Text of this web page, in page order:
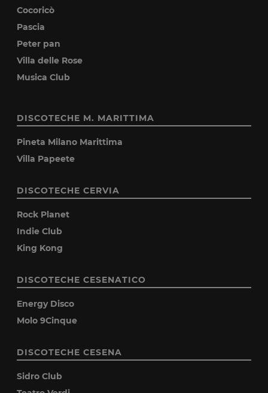
Cocoricò
Pascia
Peter pan
Villa delle Rose
Musica Club
DISCOTECHE M. MARITTIMA
Pineta Milano Marittima
Villa Papeete
DISCOTECHE CERVIA
Rock Planet
Indie Club
King Kong
DISCOTECHE CESENATICO
Energy Disco
Molo 9Cinque
DISCOTECHE CESENA
Sidro Club